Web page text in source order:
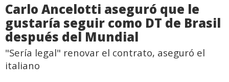
Carlo Ancelotti aseguró que le
gustaría seguir como DT de Brasil
después del Mundial
"Sería legal" renovar el contrato, aseguró el
italiano